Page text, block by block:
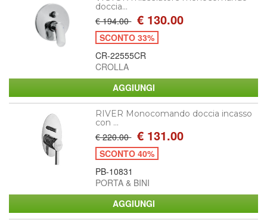
doccia...
€ 194.00 € 130.00
SCONTO 33%
CR-22555CR
CROLLA
RIVER Monocomando doccia incasso
con ...
€ 220.00 € 131.00
SCONTO 40%
PB-10831
PORTA & BINI